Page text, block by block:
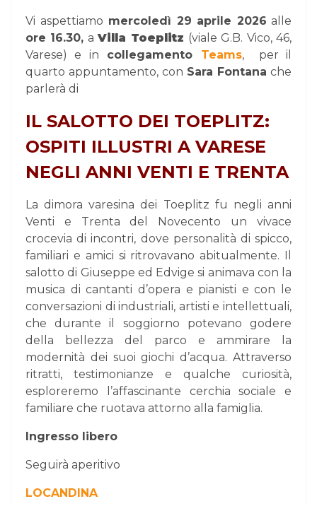
Vi aspettiamo mercoledì 29 aprile 2026 alle
ore 16.30, aVilla Toeplitz (viale G.B. Vico, 46,
Varese) e in collegamento Teams,
per il
quarto appuntamento, con Sara Fontana che
parlerà di
IL SALOTTO DEI TOEPLITZ:
OSPITI ILLUSTRI A VARESE
NEGLI ANNI VENTI E TRENTA
La dimora varesina dei Toeplitz fu negli anni
Venti e Trenta del Novecento un vivace
crocevia di incontri, dove personalità di spicco,
familiari e amici si ritrovavano abitualmente. Il
salotto di Giuseppe ed Edvige si animava con la
musica di cantanti d’opera e pianisti e con le
conversazioni di industriali, artisti e intellettuali,
che durante il soggiorno potevano godere
della bellezza del parco e ammirare la
modernità dei suoi giochi d’acqua. Attraverso
ritratti, testimonianze e qualche curiosità,
esploreremo l’affascinante cerchia sociale e
familiare che ruotava attorno alla famiglia.
Ingresso libero
Seguirà aperitivo
LOCANDINA